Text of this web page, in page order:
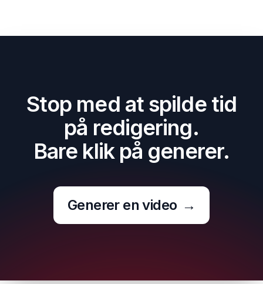
Stop med at spilde tid
på redigering.
Bare klik på generer.
Generer en video →